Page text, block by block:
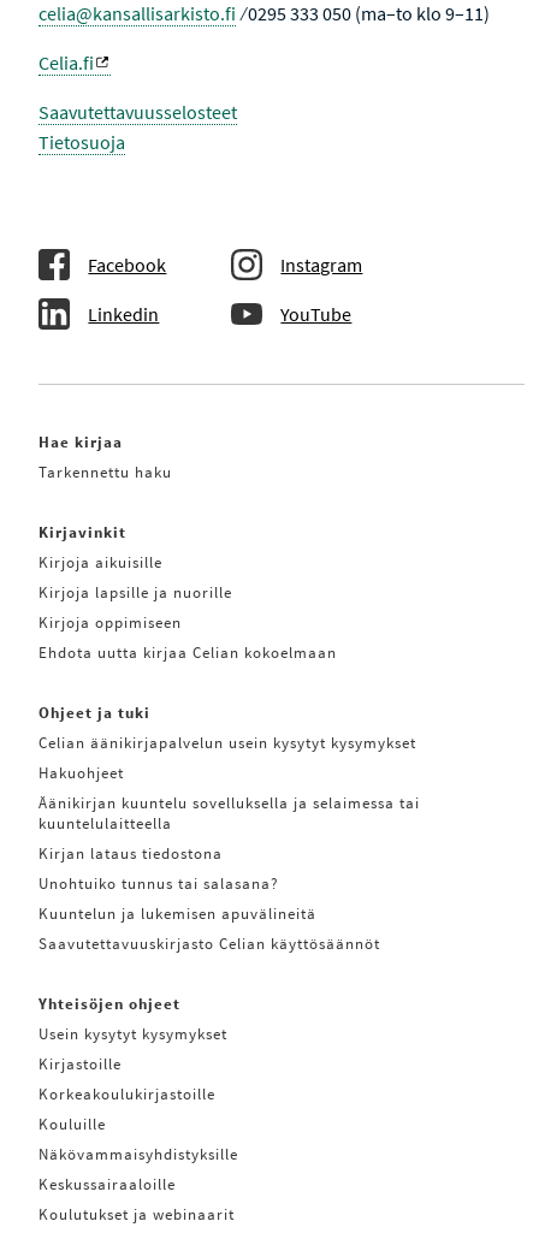
celia@kansallisarkisto.fi ⁄ 0295 333 050 (ma–to klo 9–11)
Celia.fi
Saavutettavuusselosteet
Tietosuoja
Facebook Instagram
Linkedin YouTube
Hae kirjaa
Tarkennettu haku
Kirjavinkit
Kirjoja aikuisille
Kirjoja lapsille ja nuorille
Kirjoja oppimiseen
Ehdota uutta kirjaa Celian kokoelmaan
Ohjeet ja tuki
Celian äänikirjapalvelun usein kysytyt kysymykset
Hakuohjeet
Äänikirjan kuuntelu sovelluksella ja selaimessa tai
kuuntelulaitteella
Kirjan lataus tiedostona
Unohtuiko tunnus tai salasana?
Kuuntelun ja lukemisen apuvälineitä
Saavutettavuuskirjasto Celian käyttösäännöt
Yhteisöjen ohjeet
Usein kysytyt kysymykset
Kirjastoille
Korkeakoulukirjastoille
Kouluille
Näkövammaisyhdistyksille
Keskussairaaloille
Koulutukset ja webinaarit